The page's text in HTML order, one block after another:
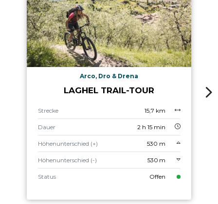
Arco, Dro & Drena
LAGHEL TRAIL-TOUR
Strecke 15,7 km
Dauer 2 h 15 min
Höhenunterschied (+) 530 m
Höhenunterschied (-) 530 m
Status Offen